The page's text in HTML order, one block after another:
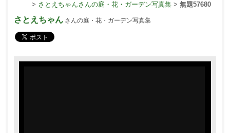
> さとえちゃんさんの庭・花・ガーデン写真集> 無題57680
さとえちゃんさんの庭・花・ガーデン写真集